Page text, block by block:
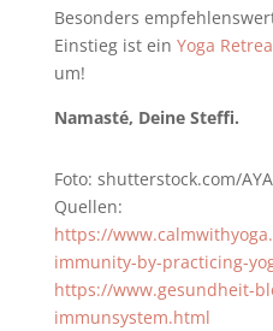
Besonders
Einstieg ist ein Yoga
um!
Namasté, Deine Steffi.
Foto: shutterstock.com/
Quellen:
https://
immunity-by-practicing-
https://www.gesundheit-
immunsystem.html